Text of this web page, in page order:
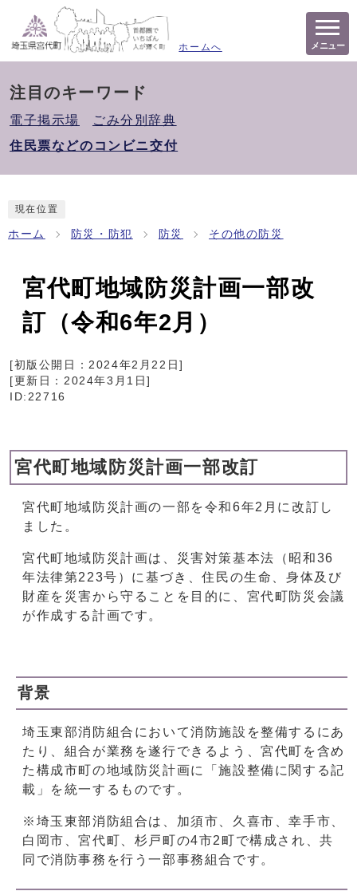
ホームへ メニュー
注目のキーワード
電子掲示場
ごみ分別辞典
住民票などのコンビニ交付
現在位置
ホーム 防災・防犯 防災 その他の防災
宮代町地域防災計画一部改
訂（令和6年2月）
[初版公開日：2024年2月22日]
[更新日： 2024年3月1日]
ID:22716
宮代町地域防災計画一部改訂
宮代町地域防災計画の一部を令和6年2月に改訂し
ました。
宮代町地域防災計画は、災害対策基本法（昭和36
年法律第223号）に基づき、住民の生命、身体及び
財産を災害から守ることを目的に、宮代町防災会議
が作成する計画です。
背景
埼玉東部消防組合において消防施設を整備するにあ
たり、組合が業務を遂行できるよう、宮代町を含め
た構成市町の地域防災計画に「施設整備に関する記
載」を統一するものです。
※埼玉東部消防組合は、加須市、久喜市、幸手市、
白岡市、宮代町、杉戸町の4市2町で構成され、共
同で消防事務を行う一部事務組合です。